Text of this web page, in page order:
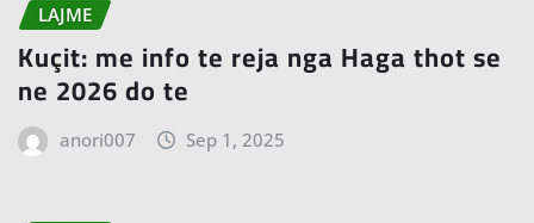
LAJME
Kuçit: me info te reja nga Haga thot se
ne 2026 do te
anori007 Sep 1, 2025